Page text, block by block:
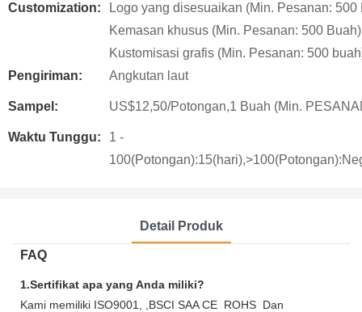
Customization:
Logo yang disesuaikan (Min. Pesanan: 500
Kemasan khusus (Min. Pesanan: 500
Kustomisasi grafis (Min. Pesanan: 500
Pengiriman:
Angkutan laut
Sampel: US$12,50/Potongan,1 Buah (Min.
Waktu Tunggu:
1 -
Detail Produk
FAQ
1.Sertifikat apa yang Anda miliki?
Kami memiliki ISO9001, ,BSCI SAA CE ROHS Dan